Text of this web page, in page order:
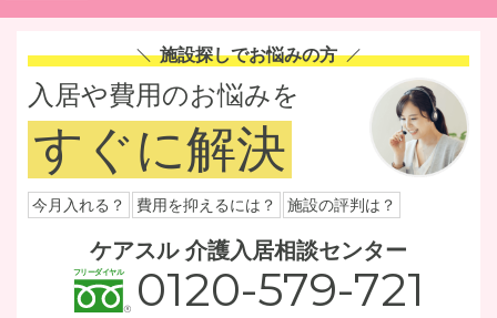
施設探しでお悩みの方
入居や費用のお悩みを
すぐに解決
今月入れる？ 費用を抑えるには？ 施設の評判は？
ケアスル 介護入居相談センター
0120-579-721